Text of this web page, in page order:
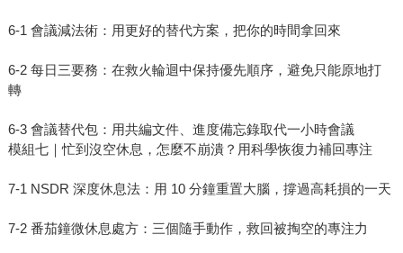
6-1 會議減法術：用更好的替代方案，把你的時間拿回來
6-2 每日三要務：在救火輪迴中保持優先順序，避免只能原地打
轉
6-3 會議替代包：用共編文件、進度備忘錄取代一小時會議
模組七｜忙到沒空休息，怎麼不崩潰？用科學恢復力補回專注
7-1 NSDR 深度休息法：用 10 分鐘重置大腦，撐過高耗損的一天
7-2 番茄鐘微休息處方：三個隨手動作，救回被掏空的專注力